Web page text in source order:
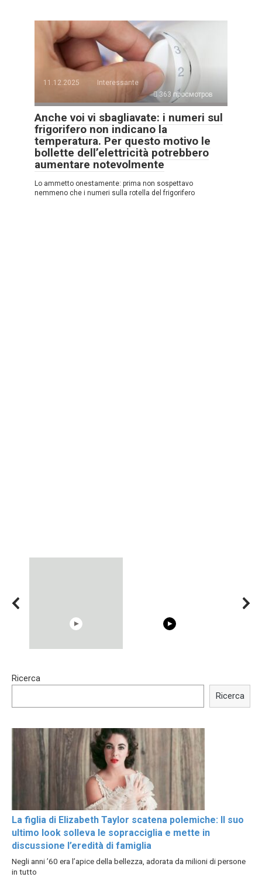
11.12.2025
Interessante
363 просмотров
Anche voi vi sbagliavate: i numeri sul
frigorifero non indicano la
temperatura. Per questo motivo le
bollette dell’elettricità potrebbero
aumentare notevolmente
Lo ammetto onestamente: prima non sospettavo
nemmeno che i numeri sulla rotella del frigorifero
Trying BOLLYWOOD
Shocking illusion - Pretty
Ricerca
Ricerca
La figlia di Elizabeth Taylor scatena polemiche: Il suo
ultimo look solleva le sopracciglia e mette in
discussione l’eredità di famiglia
Negli anni ’60 era l’apice della bellezza, adorata da milioni di persone
in tutto